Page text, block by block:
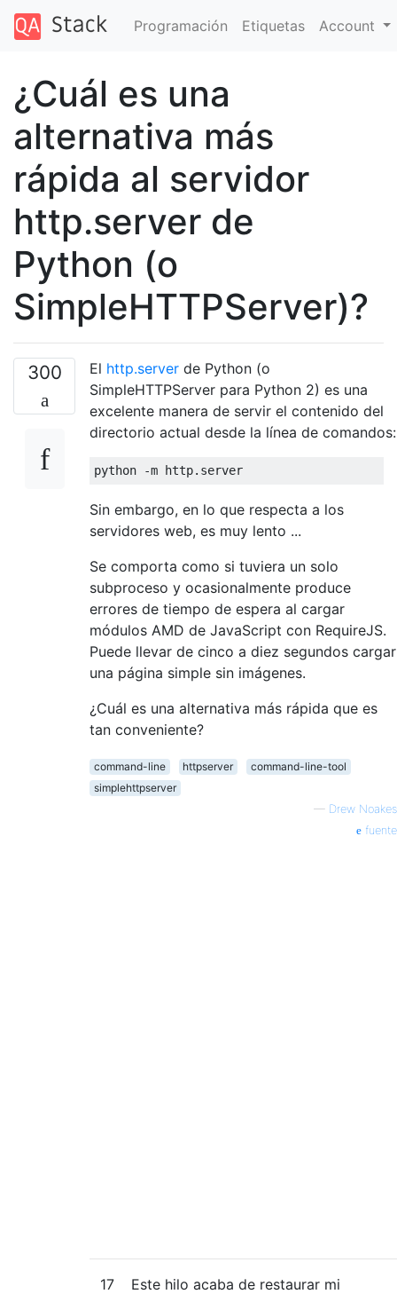
Programación Etiquetas Account
¿Cuál es una
alternativa más
rápida al servidor
http.server de
Python (o
SimpleHTTPServer)?
300 El http.server de Python (o
SimpleHTTPServer para Python 2) es una
excelente manera de servir el contenido del
directorio actual desde la línea de comandos:
Sin embargo, en lo que respecta a los
servidores web, es muy lento ...
Se comporta como si tuviera un solo
subproceso y ocasionalmente produce
errores de tiempo de espera al cargar
módulos AMD de JavaScript con RequireJS.
Puede llevar de cinco a diez segundos cargar
una página simple sin imágenes.
¿Cuál es una alternativa más rápida que es
tan conveniente?
command-line httpserver
command-line-tool
simplehttpserver
— Drew Noakes
fuente
17
Este hilo acaba de restaurar mi